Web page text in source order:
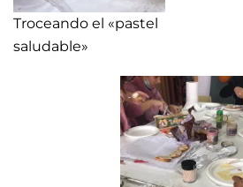
Troceando el «pastel
saludable»